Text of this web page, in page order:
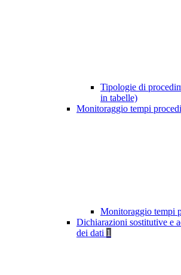
Tipologie di
in tabelle)
Monitoraggio tempi
Monitoraggio tempi
Dichiarazioni sostitutive e
dei dati 1